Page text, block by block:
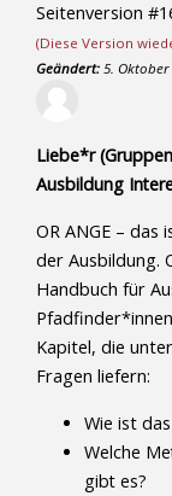
Seitenversion
(Diese Version
Geändert: 5. Oktober
Liebe*r
Ausbildung
OR ANGE – das
der Ausbildung.
Handbuch für
Kapitel, die
Fragen liefern:
Wie ist
Welche
gibt es?